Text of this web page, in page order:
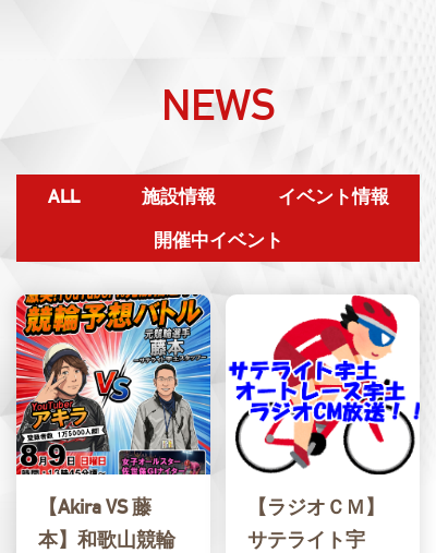
NEWS
ALL 施設情報
イベント情報
開催中イベント
【Akira VS 藤
本】和歌山競輪
【ラジオＣＭ】
サテライト宇